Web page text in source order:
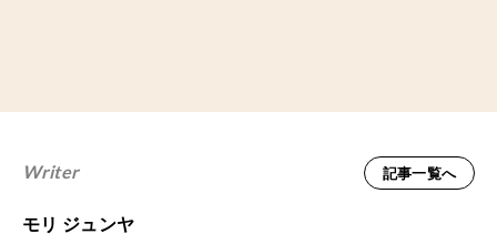
Writer
モリ ジュンヤ
記事一覧へ